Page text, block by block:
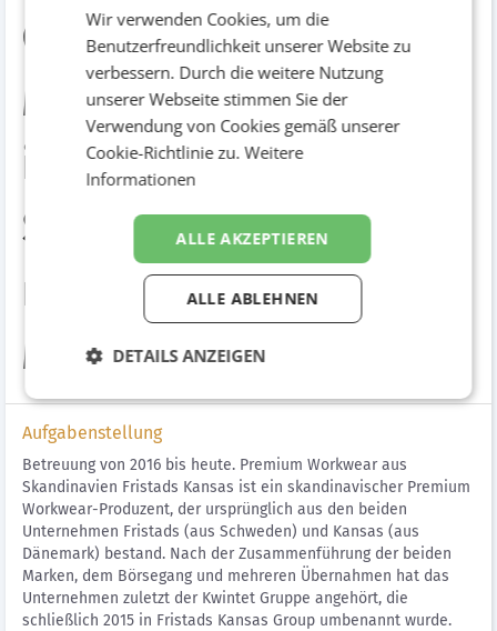
Geben Sie Ihren
Mitarbeitern nicht
irgendeine Workwear.
Sie haben ja auch
nicht irgendwelche
Mitarbeiter.
Aufgabenstellung
Betreuung von 2016 bis heute. Premium Workwear aus
Skandinavien Fristads Kansas ist ein skandinavischer Premium
Workwear-Produzent, der ursprünglich aus den beiden
Unternehmen Fristads (aus Schweden) und Kansas (aus
Dänemark) bestand. Nach der Zusammenführung der beiden
Marken, dem Börsegang und mehreren Übernahmen hat das
Unternehmen zuletzt der Kwintet Gruppe angehört, die
schließlich 2015 in Fristads Kansas Group umbenannt wurde.
Wir verwenden Cookies, um die
Benutzerfreundlichkeit unserer Website zu
verbessern. Durch die weitere Nutzung
unserer Webseite stimmen Sie der
Verwendung von Cookies gemäß unserer
Cookie-Richtlinie zu.Weitere
Informationen
ALLE AKZEPTIEREN
ALLE ABLEHNEN
DETAILS ANZEIGEN